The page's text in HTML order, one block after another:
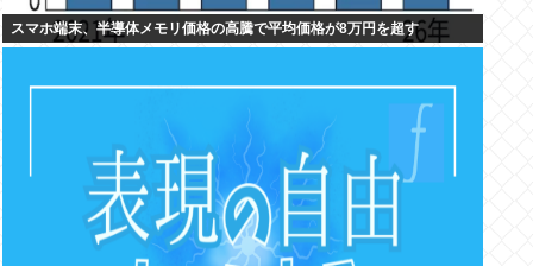
スマホ端末、半導体メモリ価格の高騰で平均価格が8万円を超す